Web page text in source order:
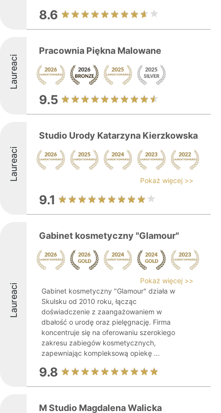
8.6
Laureaci
Pracownia Piękna Malowane
9.5
Laureaci
Studio Urody Katarzyna Kierzkowska
Pokaż więcej >>
9.1
Laureaci
Gabinet kosmetyczny "Glamour"
Pokaż więcej >>
Gabinet kosmetyczny "Glamour" działa w
Skulsku od 2010 roku, łącząc
doświadczenie z zaangażowaniem w
dbałość o urodę oraz pielęgnację. Firma
koncentruje się na oferowaniu szerokiego
zakresu zabiegów kosmetycznych,
zapewniając kompleksową opiekę ...
9.8
M Studio Magdalena Walicka